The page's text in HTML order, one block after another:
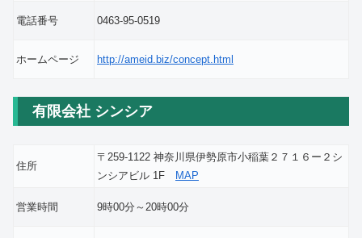
電話番号 0463-95-0519
ホームページ http://ameid.biz/concept.html
有限会社 シンシア
住所
〒259-1122 神奈川県伊勢原市小稲葉２７１６ー２シ
ンシアビル 1F
MAP
営業時間 9時00分～20時00分